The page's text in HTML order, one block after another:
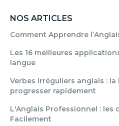
NOS ARTICLES
Comment Apprendre
Les 16 meilleures
langue
Verbes irréguliers anglais :
progresser rapidement
L'Anglais Professionnel : les
Facilement